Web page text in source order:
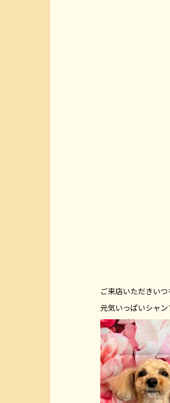
ご来店いただきい
元気いっぱいシャ